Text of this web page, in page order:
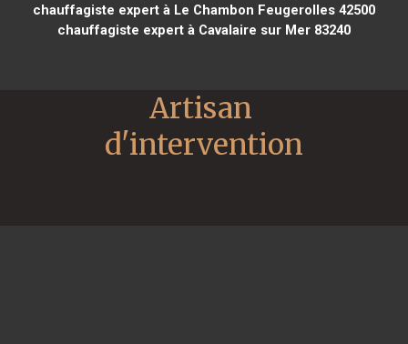
chauffagiste expert à Le Chambon Feugerolles 42500
chauffagiste expert à Cavalaire sur Mer 83240
Artisan
d'intervention